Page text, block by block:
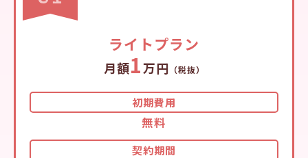
ライトプラン
月額1万円 （税抜）
初期費用
無料
契約期間